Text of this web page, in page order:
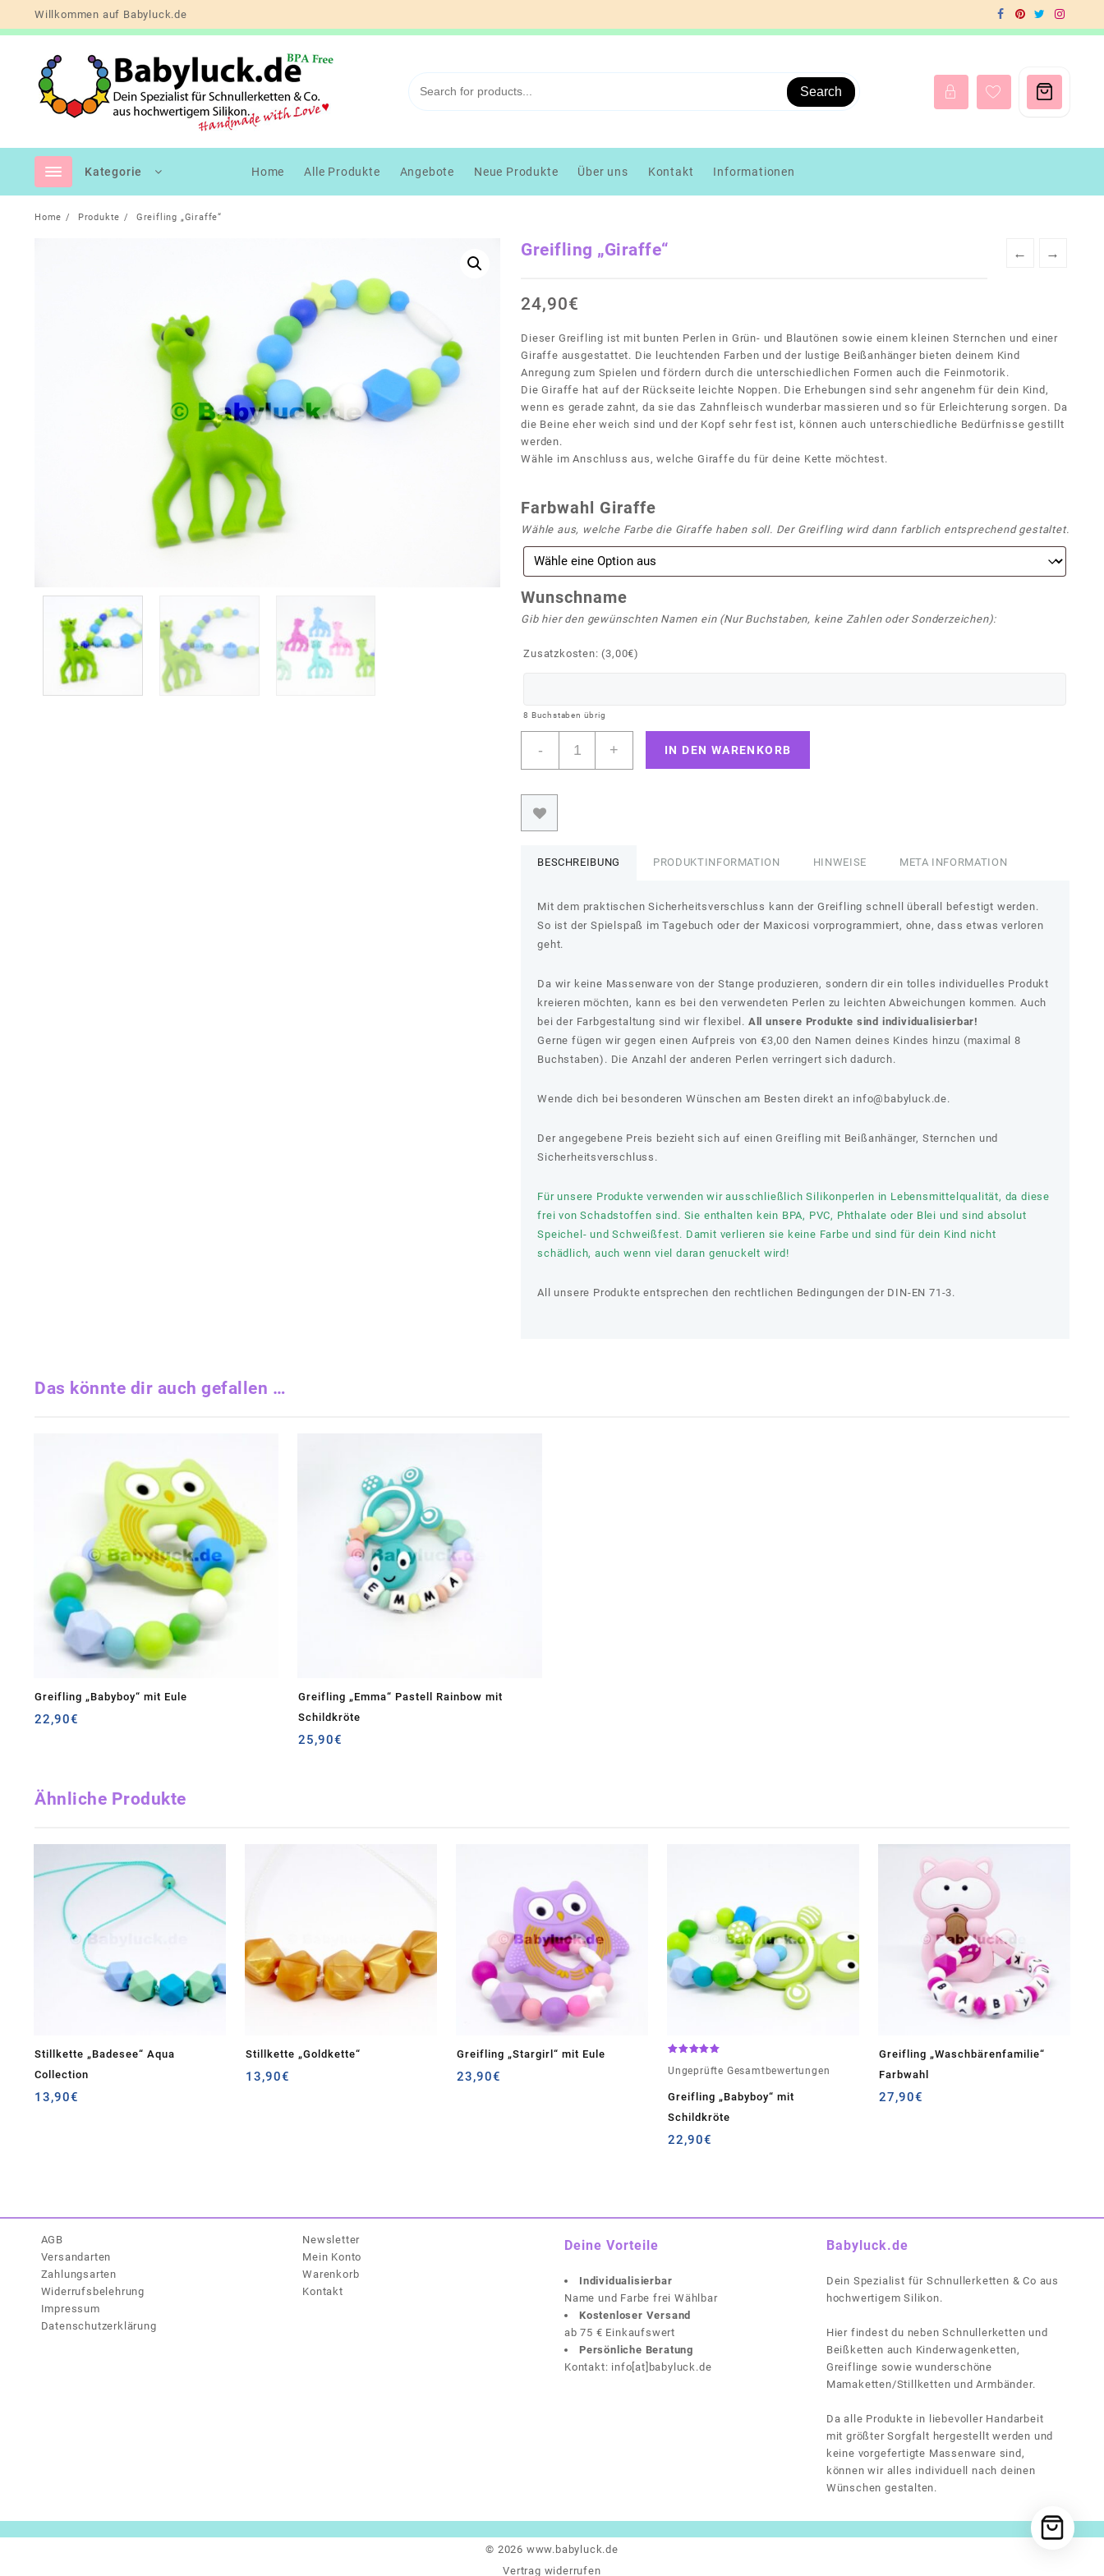
Willkommen auf Babyluck.de
Search
Kategorie Home Alle Produkte Angebote Neue Produkte Über uns Kontakt Informationen
Home Produkte Greifling „Giraffe“
← →
Greifling „Giraffe“
24,90€
Dieser Greifling ist mit bunten Perlen in Grün- und Blautönen sowie einem kleinen Sternchen und einer
Giraffe ausgestattet. Die leuchtenden Farben und der lustige Beißanhänger bieten deinem Kind
Anregung zum Spielen und fördern durch die unterschiedlichen Formen auch die Feinmotorik.
Die Giraffe hat auf der Rückseite leichte Noppen. Die Erhebungen sind sehr angenehm für dein Kind,
wenn es gerade zahnt, da sie das Zahnfleisch wunderbar massieren und so für Erleichterung sorgen. Da
die Beine eher weich sind und der Kopf sehr fest ist, können auch unterschiedliche Bedürfnisse gestillt
werden.
Wähle im Anschluss aus, welche Giraffe du für deine Kette möchtest.
Farbwahl Giraffe
Wähle aus, welche Farbe die Giraffe haben soll. Der Greifling wird dann farblich entsprechend gestaltet.
Wunschname
Gib hier den gewünschten Namen ein (Nur Buchstaben, keine Zahlen oder Sonderzeichen):
Zusatzkosten: (3,00€)
8 Buchstaben übrig
-
"Giraffe"
+ IN DEN WARENKORB
BESCHREIBUNG PRODUKTINFORMATION HINWEISE META INFORMATION
Mit dem praktischen Sicherheitsverschluss kann der Greifling schnell überall befestigt werden.
So ist der Spielspaß im Tagebuch oder der Maxicosi vorprogrammiert, ohne, dass etwas verloren
geht.
Da wir keine Massenware von der Stange produzieren, sondern dir ein tolles individuelles Produkt
kreieren möchten, kann es bei den verwendeten Perlen zu leichten Abweichungen kommen. Auch
bei der Farbgestaltung sind wir flexibel. All unsere Produkte sind individualisierbar!
Gerne fügen wir gegen einen Aufpreis von €3,00 den Namen deines Kindes hinzu (maximal 8
Buchstaben). Die Anzahl der anderen Perlen verringert sich dadurch.
Wende dich bei besonderen Wünschen am Besten direkt an info@babyluck.de.
Der angegebene Preis bezieht sich auf einen Greifling mit Beißanhänger, Sternchen und
Sicherheitsverschluss.
Für unsere Produkte verwenden wir ausschließlich Silikonperlen in Lebensmittelqualität, da diese
frei von Schadstoffen sind. Sie enthalten kein BPA, PVC, Phthalate oder Blei und sind absolut
Speichel- und Schweißfest. Damit verlieren sie keine Farbe und sind für dein Kind nicht
schädlich, auch wenn viel daran genuckelt wird!
All unsere Produkte entsprechen den rechtlichen Bedingungen der DIN-EN 71-3.
Das könnte dir auch gefallen …
Greifling „Babyboy“ mit Eule
22,90€
Greifling „Emma“ Pastell Rainbow mit
Schildkröte
25,90€
Ähnliche Produkte
Stillkette „Badesee“ Aqua
Collection
13,90€
Stillkette „Goldkette“
13,90€
Greifling „Stargirl“ mit Eule
23,90€
mit
Ungeprüfte Gesamtbewertungen
Greifling „Babyboy“ mit
Schildkröte
22,90€
Greifling „Waschbärenfamilie“
Farbwahl
27,90€
AGB
Versandarten
Zahlungsarten
Widerrufsbelehrung
Impressum
Datenschutzerklärung
Newsletter
Mein Konto
Warenkorb
Kontakt
Deine Vorteile
Individualisierbar
Name und Farbe frei Wählbar
Kostenloser Versand
ab 75 € Einkaufswert
Persönliche Beratung
Kontakt: info[at]babyluck.de
Babyluck.de
Dein Spezialist für Schnullerketten & Co aus
hochwertigem Silikon.
Hier findest du neben Schnullerketten und
Beißketten auch Kinderwagenketten,
Greiflinge sowie wunderschöne
Mamaketten/Stillketten und Armbänder.
Da alle Produkte in liebevoller Handarbeit
mit größter Sorgfalt hergestellt werden und
keine vorgefertigte Massenware sind,
können wir alles individuell nach deinen
Wünschen gestalten.
© 2026 www.babyluck.de
Vertrag widerrufen